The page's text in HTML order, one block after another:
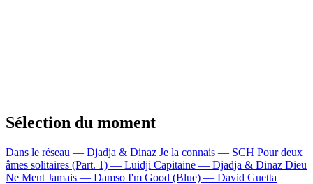
Sélection du moment
Dans le réseau — Djadja & Dinaz Je la connais — SCH Pour deux
âmes solitaires (Part. 1) — Luidji Capitaine — Djadja & Dinaz Dieu
Ne Ment Jamais — Damso I'm Good (Blue) — David Guetta